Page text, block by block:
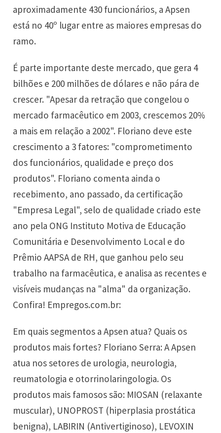
aproximadamente 430 funcionários, a Apsen
está no 40º lugar entre as maiores empresas do
ramo.
É parte importante deste mercado, que gera 4
bilhões e 200 milhões de dólares e não pára de
crescer. "Apesar da retração que congelou o
mercado farmacêutico em 2003, crescemos 20%
a mais em relação a 2002". Floriano deve este
crescimento a 3 fatores: "comprometimento
dos funcionários, qualidade e preço dos
produtos". Floriano comenta ainda o
recebimento, ano passado, da certificação
"Empresa Legal", selo de qualidade criado este
ano pela ONG Instituto Motiva de Educação
Comunitária e Desenvolvimento Local e do
Prêmio AAPSA de RH, que ganhou pelo seu
trabalho na farmacêutica, e analisa as recentes e
visíveis mudanças na "alma" da organização.
Confira! Empregos.com.br:
Em quais segmentos a Apsen atua? Quais os
produtos mais fortes? Floriano Serra: A Apsen
atua nos setores de urologia, neurologia,
reumatologia e otorrinolaringologia. Os
produtos mais famosos são: MIOSAN (relaxante
muscular), UNOPROST (hiperplasia prostática
benigna), LABIRIN (Antivertiginoso), LEVOXIN